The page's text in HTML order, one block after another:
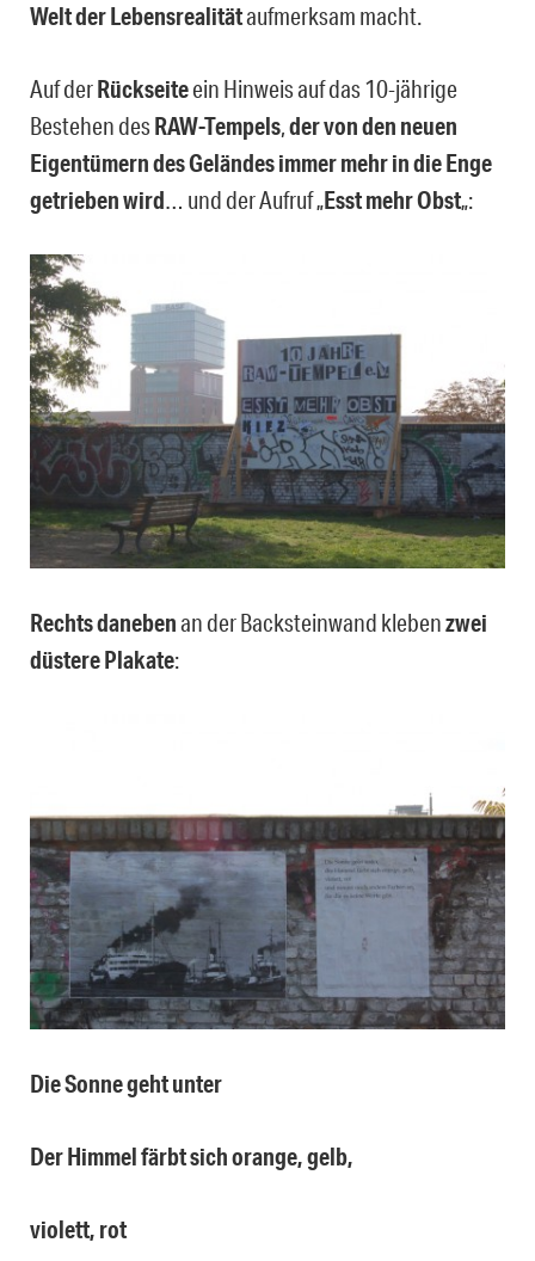
Welt der Lebensrealitätaufmerksam macht.
Auf derRückseiteein Hinweis auf das 10-jährige
Bestehen desRAW-Tempels der von den neuen
Eigentümern des Geländes immer mehr in die Enge
getrieben wird … und der Aufruf „Esst mehr Obst„:
Rechts danebenan der Backsteinwand klebenzwei
düstere Plakate:
Die Sonne geht unter
Der Himmel färbt sich orange, gelb,
violett, rot